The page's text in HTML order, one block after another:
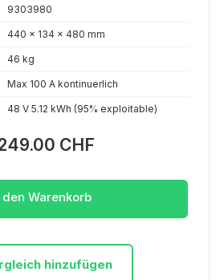
9303980
440 x 134 x 480 mm
46 kg
Max 100 A kontinuerlich
48 V 5.12 kWh (95% exploitable)
CHF
den Warenkorb
hinzufügen